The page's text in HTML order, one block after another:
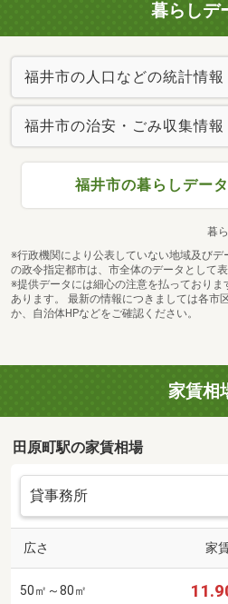
暮らしデ
福井市の人口などの統計情報
福井市の治安・ごみ収集情報
福井市の暮らしデー
暮
※行政機関により公表していない地域及び
の政令指定都市は、市全体のデータとして表
※提供データには細心の注意を払っており
あります。 最新の情報につきましては各市
か、自治体HPなどをご確認ください。
家賃相
田原町駅の家賃相場
広さ 家
50㎡～80㎡